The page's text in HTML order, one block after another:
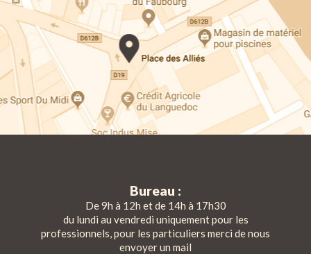
Bureau :
De 9h à 12h et de 14h à 17h30
du lundi au vendredi uniquement pour les
professionnels, pour les particuliers merci de nous
envoyer un mail